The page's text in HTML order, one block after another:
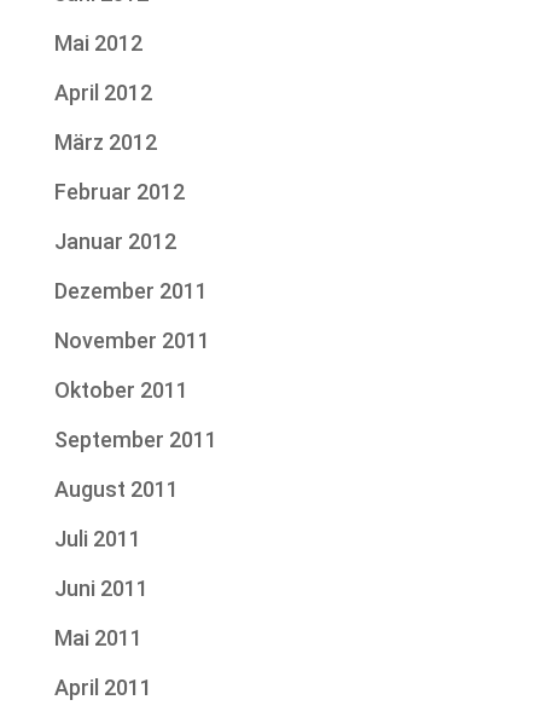
Mai 2012
April 2012
März 2012
Februar 2012
Januar 2012
Dezember 2011
November 2011
Oktober 2011
September 2011
August 2011
Juli 2011
Juni 2011
Mai 2011
April 2011